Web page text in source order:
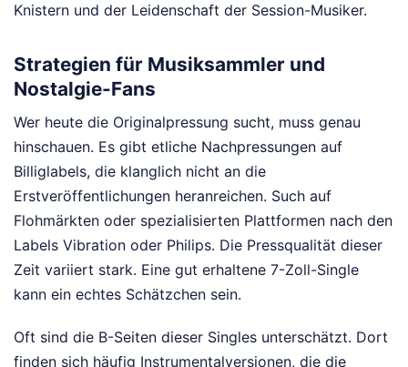
Knistern und der Leidenschaft der Session-Musiker.
Strategien für Musiksammler und
Nostalgie-Fans
Wer heute die Originalpressung sucht, muss genau
hinschauen. Es gibt etliche Nachpressungen auf
Billiglabels, die klanglich nicht an die
Erstveröffentlichungen heranreichen. Such auf
Flohmärkten oder spezialisierten Plattformen nach den
Labels Vibration oder Philips. Die Pressqualität dieser
Zeit variiert stark. Eine gut erhaltene 7-Zoll-Single
kann ein echtes Schätzchen sein.
Oft sind die B-Seiten dieser Singles unterschätzt. Dort
finden sich häufig Instrumentalversionen, die die